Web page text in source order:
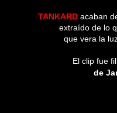
TANKARD acaban
extraído de lo
que vera la
El clip fue
de